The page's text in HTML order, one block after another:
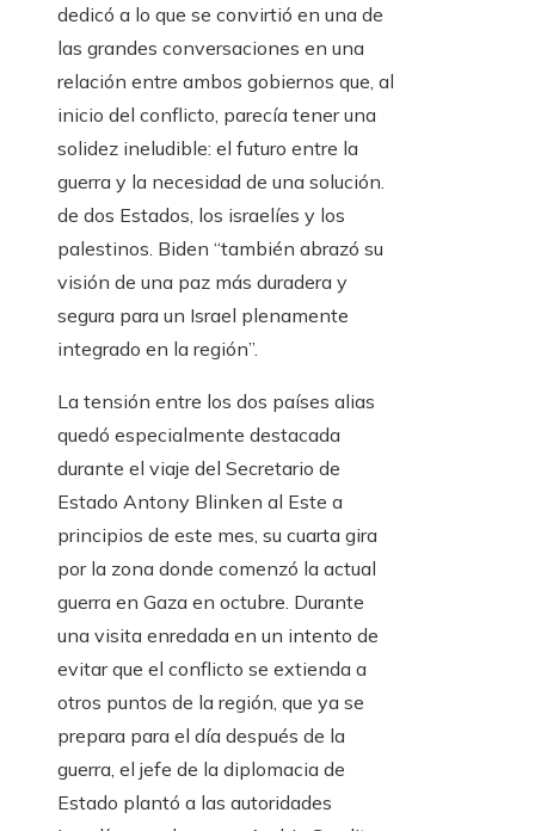
dedicó a lo que se convirtió en una de
las grandes conversaciones en una
relación entre ambos gobiernos que, al
inicio del conflicto, parecía tener una
solidez ineludible: el futuro entre la
guerra y la necesidad de una solución.
de dos Estados, los israelíes y los
palestinos. Biden “también abrazó su
visión de una paz más duradera y
segura para un Israel plenamente
integrado en la región”.
La tensión entre los dos países alias
quedó especialmente destacada
durante el viaje del Secretario de
Estado Antony Blinken al Este a
principios de este mes, su cuarta gira
por la zona donde comenzó la actual
guerra en Gaza en octubre. Durante
una visita enredada en un intento de
evitar que el conflicto se extienda a
otros puntos de la región, que ya se
prepara para el día después de la
guerra, el jefe de la diplomacia de
Estado plantó a las autoridades